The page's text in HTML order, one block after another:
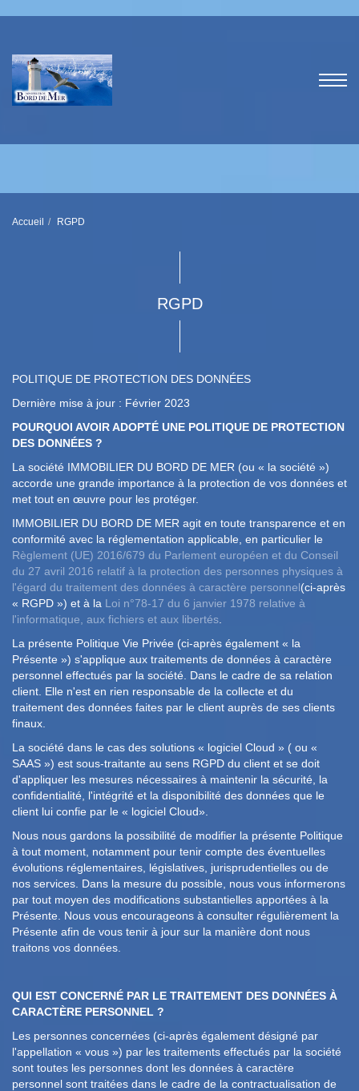
Accueil RGPD
RGPD
POLITIQUE DE PROTECTION DES DONNÉES
Dernière mise à jour : Février 2023
POURQUOI AVOIR ADOPTÉ UNE POLITIQUE DE PROTECTION
DES DONNÉES ?
La société IMMOBILIER DU BORD DE MER (ou « la société »)
accorde une grande importance à la protection de vos données et
met tout en œuvre pour les protéger.
IMMOBILIER DU BORD DE MER agit en toute transparence et en
conformité avec la réglementation applicable, en particulier le
Règlement (UE) 2016/679 du Parlement européen et du Conseil
du 27 avril 2016 relatif à la protection des personnes physiques à
l'égard du traitement des données à caractère personnel(ci-après
« RGPD ») et à la Loi n°78-17 du 6 janvier 1978 relative à
l'informatique, aux fichiers et aux libertés
La présente Politique Vie Privée (ci-après également « la
Présente ») s'applique aux traitements de données à caractère
personnel effectués par la société. Dans le cadre de sa relation
client. Elle n'est en rien responsable de la collecte et du
traitement des données faites par le client auprès de ses clients
finaux.
La société dans le cas des solutions « logiciel Cloud » ( ou «
SAAS ») est sous-traitante au sens RGPD du client et se doit
d'appliquer les mesures nécessaires à maintenir la sécurité, la
confidentialité, l'intégrité et la disponibilité des données que le
client lui confie par le « logiciel Cloud».
Nous nous gardons la possibilité de modifier la présente Politique
à tout moment, notamment pour tenir compte des éventuelles
évolutions réglementaires, législatives, jurisprudentielles ou de
nos services. Dans la mesure du possible, nous vous informerons
par tout moyen des modifications substantielles apportées à la
Présente. Nous vous encourageons à consulter régulièrement la
Présente afin de vous tenir à jour sur la manière dont nous
traitons vos données.
QUI EST CONCERNÉ PAR LE TRAITEMENT DES DONNÉES À
CARACTÈRE PERSONNEL ?
Les personnes concernées (ci-après également désigné par
l'appellation « vous ») par les traitements effectués par la société
sont toutes les personnes dont les données à caractère
personnel sont traitées dans le cadre de la contractualisation de